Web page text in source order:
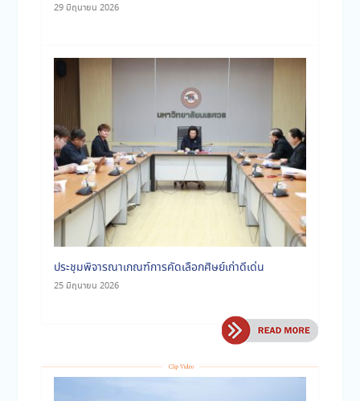
29 มิถุนายน 2026
ประชุมพิจารณาเกณฑ์การคัดเลือกศิษย์เก่าดีเด่น
25 มิถุนายน 2026